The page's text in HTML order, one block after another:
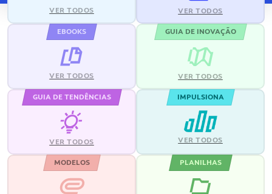
VER TODOS VER TODOS
EBOOKS
VER TODOS
GUIA DE INOVAÇÃO
VER TODOS
GUIA DE TENDÊNCIAS
VER TODOS
IMPULSIONA
VER TODOS
MODELOS PLANILHAS